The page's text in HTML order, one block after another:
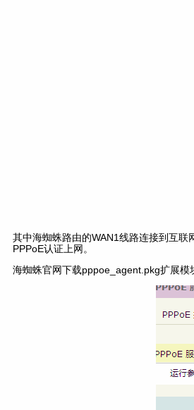
其中海蜘蛛路由的WAN1线路连接到互
PPPoE认证上网。
海蜘蛛官网下载pppoe_agent.pkg扩展模